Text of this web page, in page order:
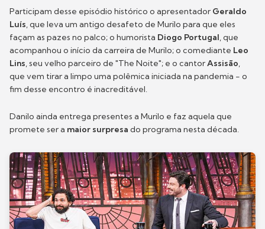
Participam desse episódio histórico o apresentador Geraldo
Luís, que leva um antigo desafeto de Murilo para que eles
façam as pazes no palco; o humorista Diogo Portugal, que
acompanhou o início da carreira de Murilo; o comediante Leo
Lins, seu velho parceiro de "The Noite"; e o cantorAssisão,
que vem tirar a limpo uma polêmica iniciada na pandemia - o
fim desse encontro é inacreditável.
Danilo ainda entrega presentes a Murilo e faz aquela que
promete ser a maior surpresa do programa nesta década.